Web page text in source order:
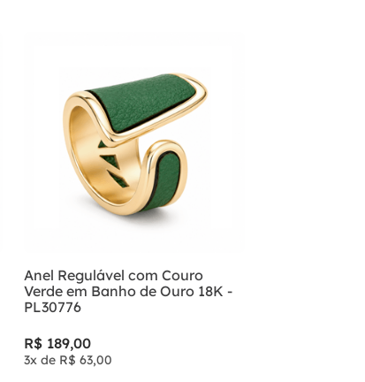
Anel Regulável com Couro
Verde em Banho de Ouro 18K -
PL30776
R$ 189,00
3x de R$ 63,00